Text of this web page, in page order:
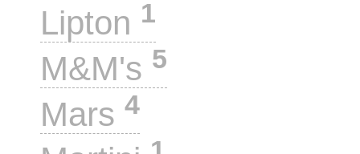
Lipton 1
M&M's 5
Mars 4